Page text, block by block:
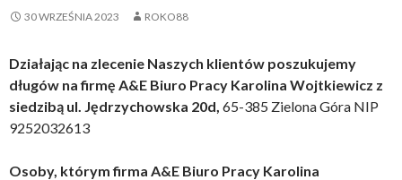
30 WRZEŚNIA 2023 ROKO88
Działając na zlecenie Naszych klientów poszukujemy
długów na firmę A&E Biuro Pracy Karolina Wojtkiewicz z
siedzibą ul. Jędrzychowska 20d, 65-385 Zielona Góra NIP
9252032613
Osoby, którym firma A&E Biuro Pracy Karolina